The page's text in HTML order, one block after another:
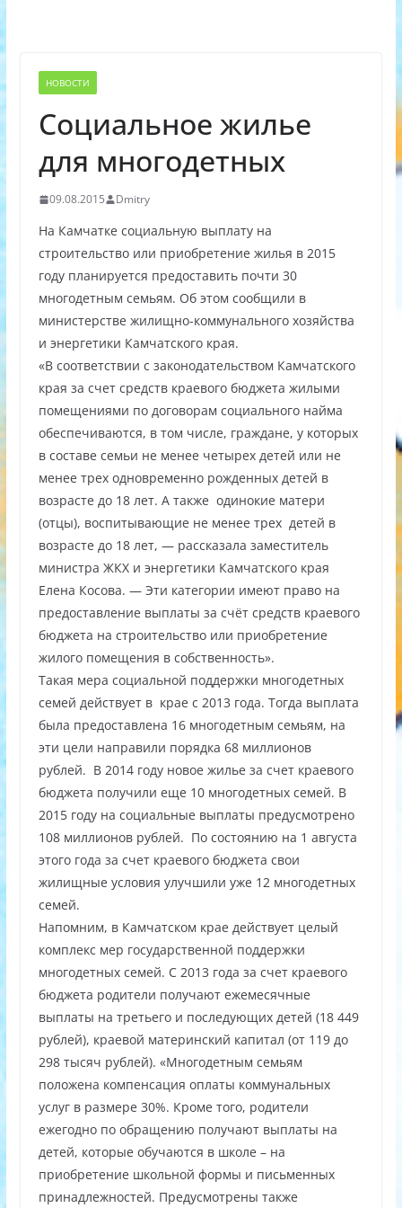
НОВОСТИ
Социальное жилье
для многодетных
09.08.2015 Dmitry
На Камчатке социальную выплату на
строительство или приобретение жилья в 2015
году планируется предоставить почти 30
многодетным семьям. Об этом сообщили в
министерстве жилищно-коммунального хозяйства
и энергетики Камчатского края.
«В соответствии с законодательством Камчатского
края за счет средств краевого бюджета жилыми
помещениями по договорам социального найма
обеспечиваются, в том числе, граждане, у которых
в составе семьи не менее четырех детей или не
менее трех одновременно рожденных детей в
возрасте до 18 лет. А также одинокие матери
(отцы), воспитывающие не менее трех детей в
возрасте до 18 лет, — рассказала заместитель
министра ЖКХ и энергетики Камчатского края
Елена Косова. — Эти категории имеют право на
предоставление выплаты за счёт средств краевого
бюджета на строительство или приобретение
жилого помещения в собственность».
Такая мера социальной поддержки многодетных
семей действует в крае с 2013 года. Тогда выплата
была предоставлена 16 многодетным семьям, на
эти цели направили порядка 68 миллионов
рублей. В 2014 году новое жилье за счет краевого
бюджета получили еще 10 многодетных семей. В
2015 году на социальные выплаты предусмотрено
108 миллионов рублей. По состоянию на 1 августа
этого года за счет краевого бюджета свои
жилищные условия улучшили уже 12 многодетных
семей.
Напомним, в Камчатском крае действует целый
комплекс мер государственной поддержки
многодетных семей. С 2013 года за счет краевого
бюджета родители получают ежемесячные
выплаты на третьего и последующих детей (18 449
рублей), краевой материнский капитал (от 119 до
298 тысяч рублей). «Многодетным семьям
положена компенсация оплаты коммунальных
услуг в размере 30%. Кроме того, родители
ежегодно по обращению получают выплаты на
детей, которые обучаются в школе – на
приобретение школьной формы и письменных
принадлежностей. Предусмотрены также